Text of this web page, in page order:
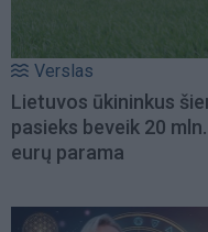
Verslas
Lietuvos ūkininkus
pasieks beveik 20 mln.
eurų parama